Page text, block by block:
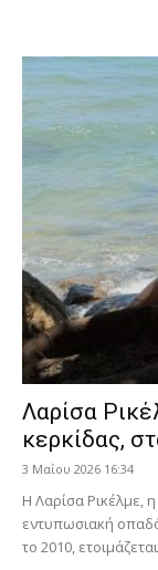
Λαρίσα
κερκίδας,
3 Μαΐου 2026 16:34
Η Λαρίσα Ρικέλμε,
εντυπωσιακή
το 2010,